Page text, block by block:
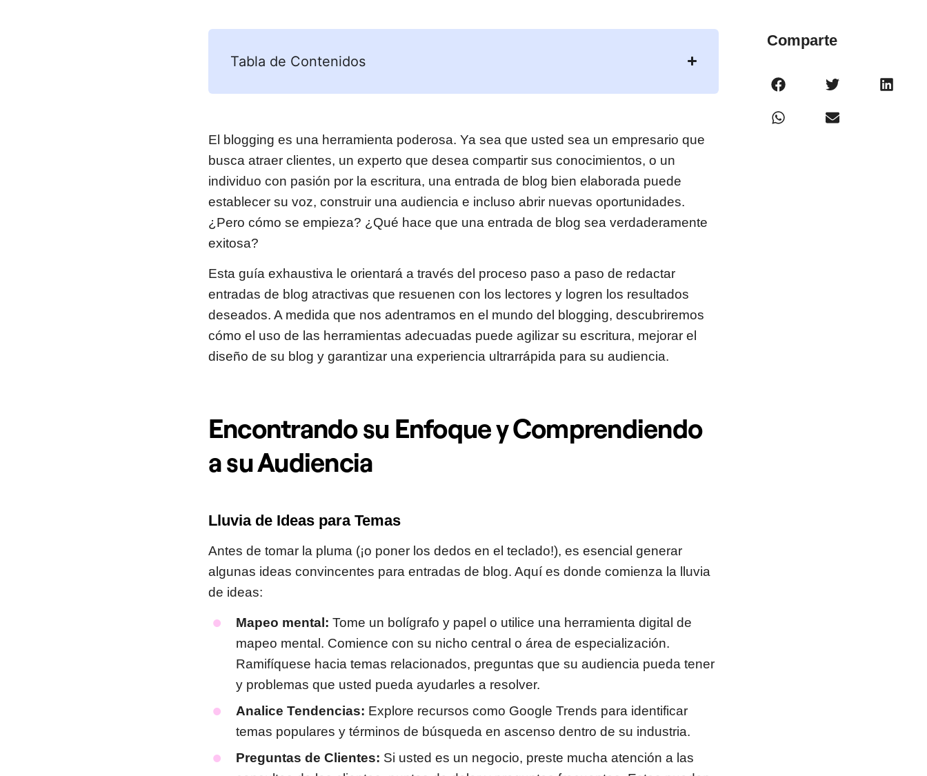
Tabla de Contenidos
El blogging es una herramienta poderosa. Ya sea que usted sea un empresario que
busca atraer clientes, un experto que desea compartir sus conocimientos, o un
individuo con pasión por la escritura, una entrada de blog bien elaborada puede
establecer su voz, construir una audiencia e incluso abrir nuevas oportunidades.
¿Pero cómo se empieza? ¿Qué hace que una entrada de blog sea verdaderamente
exitosa?
Esta guía exhaustiva le orientará a través del proceso paso a paso de redactar
entradas de blog atractivas que resuenen con los lectores y logren los resultados
deseados. A medida que nos adentramos en el mundo del blogging, descubriremos
cómo el uso de las herramientas adecuadas puede agilizar su escritura, mejorar el
diseño de su blog y garantizar una experiencia ultrarrápida para su audiencia.
Encontrando su Enfoque y Comprendiendo
a su Audiencia
Lluvia de Ideas para Temas
Antes de tomar la pluma (¡o poner los dedos en el teclado!), es esencial generar
algunas ideas convincentes para entradas de blog. Aquí es donde comienza la lluvia
de ideas:
Mapeo mental: Tome un bolígrafo y papel o utilice una herramienta digital de
mapeo mental. Comience con su nicho central o área de especialización.
Ramifíquese hacia temas relacionados, preguntas que su audiencia pueda tener
y problemas que usted pueda ayudarles a resolver.
Analice Tendencias: Explore recursos como Google Trends para identificar
temas populares y términos de búsqueda en ascenso dentro de su industria.
Preguntas de Clientes: Si usted es un negocio, preste mucha atención a las
Comparte